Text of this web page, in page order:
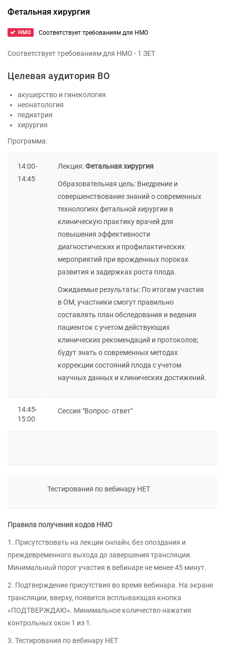
Фетальная хирургия
HMO Соответствует требованиям для НМО
Соответствует требованиям для НМО - 1 ЗЕТ
Целевая аудитория ВО
акушерство и гинекология
неонатология
педиатрия
хирургия
Программа:
14:00-
14:45
Лекция:Фетальная хирургия
Образовательная цель: Внедрение и
совершенствование знаний о современных
технологиях фетальной хирургии в
клиническую практику врачей для
повышения эффективности
диагностических и профилактических
мероприятий при врожденных пороках
развития и задержках роста плода.
Ожидаемые результаты: По итогам участия
в ОМ, участники смогут правильно
составлять план обследования и ведения
пациенток с учетом действующих
клинических рекомендаций и протоколов;
будут знать о современных методах
коррекции состояний плода с учетом
научных данных и клинических достижений.
14:45-
15:00
Сессия "Вопрос- ответ"
Тестирования по вебинару НЕТ
Правила получения кодов НМО
1. Присутствовать на лекции онлайн, без опоздания и
преждевременного выхода до завершения трансляции.
Минимальный порог участия в вебинаре не менее 45 минут.
2. Подтверждение присутствия во время вебинара. На экране
трансляции, вверху, появится всплывающая кнопка
«ПОДТВЕРЖДАЮ». Минимальное количество нажатия
контрольных окон 1 из 1.
3. Тестирования по вебинару НЕТ